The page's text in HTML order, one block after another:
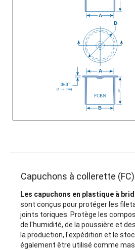
Capuchons à collerette (FC)
Les capuchons en plastique à
sont conçus pour protéger les
joints toriques. Protège les
de l'humidité, de la poussière et
la production, l'expédition et le
également être utilisé comme